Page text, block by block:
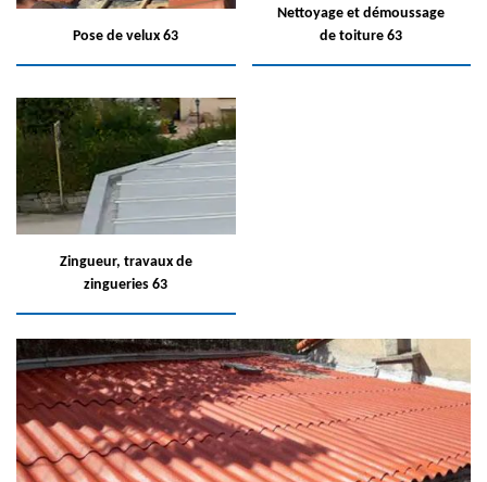
Pose de velux 63
Nettoyage et démoussage
de toiture 63
Zingueur, travaux de
zingueries 63